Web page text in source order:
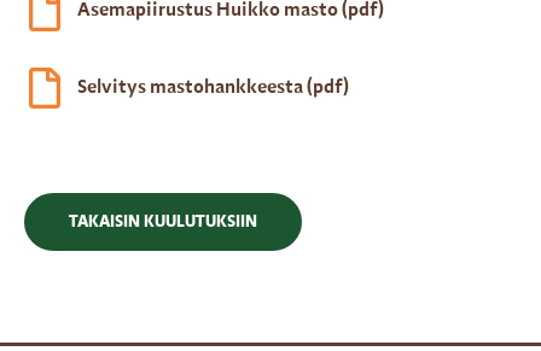
Asemapiirustus Huikko masto (pdf)
Selvitys mastohankkeesta (pdf)
TAKAISIN KUULUTUKSIIN